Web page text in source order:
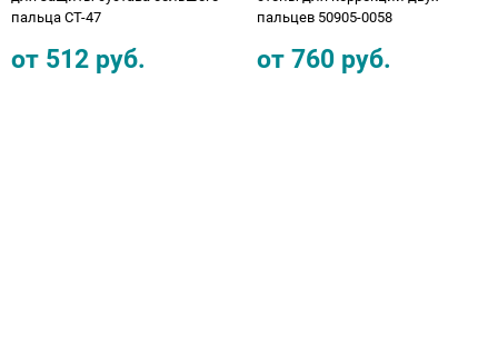
пальца СТ-47
от 512 руб.
пальцев 50905-0058
от 760 руб.
Одежда ортопедическая (адаптивная) для
инвалидов